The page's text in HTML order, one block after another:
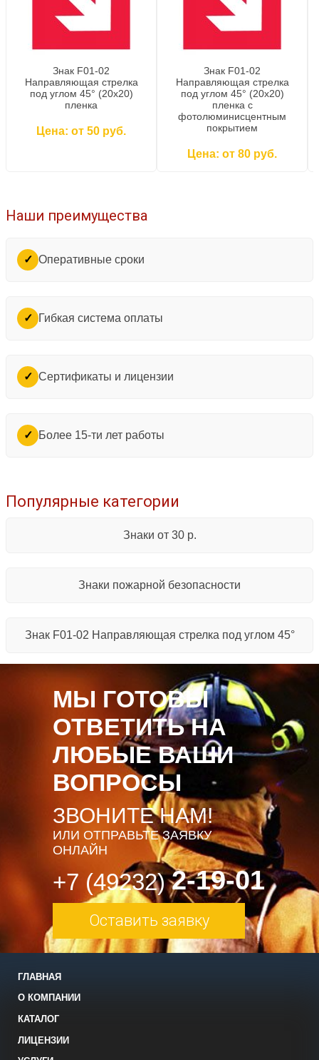
Знак F01-02
Направляющая стрелка
под углом 45° (20x20)
пленка
Цена: от 50 руб.
Знак F01-02
Направляющая стрелка
под углом 45° (20x20)
пленка c
фотолюминисцентным
покрытием
Цена: от 80 руб.
Наши преимущества
✓ Оперативные сроки
✓ Гибкая система оплаты
✓ Сертификаты и лицензии
✓ Более 15-ти лет работы
Популярные категории
Знаки от 30 р.
Знаки пожарной безопасности
Знак F01-02 Направляющая стрелка под углом 45°
МЫ ГОТОВЫ
ОТВЕТИТЬ НА
ЛЮБЫЕ ВАШИ
ВОПРОСЫ
ЗВОНИТЕ НАМ!
ИЛИ ОТПРАВЬТЕ ЗАЯВКУ
ОНЛАЙН
+7 (49232)2-19-01
Оставить заявку
ГЛАВНАЯ
О КОМПАНИИ
КАТАЛОГ
ЛИЦЕНЗИИ